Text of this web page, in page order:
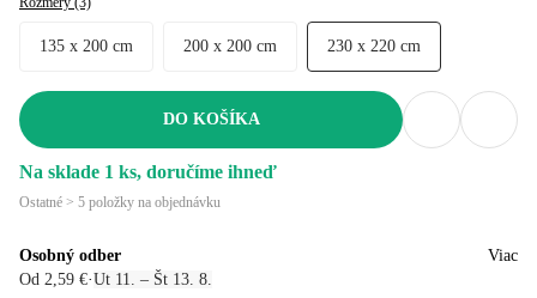
135 x 200 cm 200 x 200 cm 230 x 220 cm
DO KOŠÍKA
Na sklade 1 ks, doručíme ihneď
Ostatné > 5 položky na objednávku
Osobný odber
Od 2,59 €·Ut 11. – Št 13. 8.
Viac